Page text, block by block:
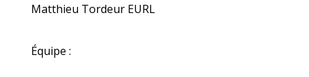
Matthieu Tordeur EURL
Équipe :